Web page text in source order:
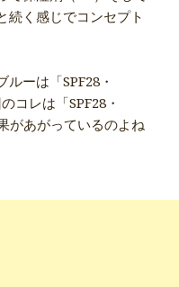
続く感じでコンセプト
ーは「SPF28・
コレは「SPF28・
があがっているのよね